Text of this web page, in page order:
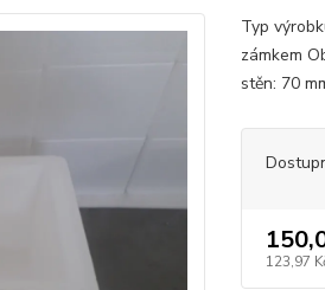
Typ
zámkem
stěn: 70
123,97